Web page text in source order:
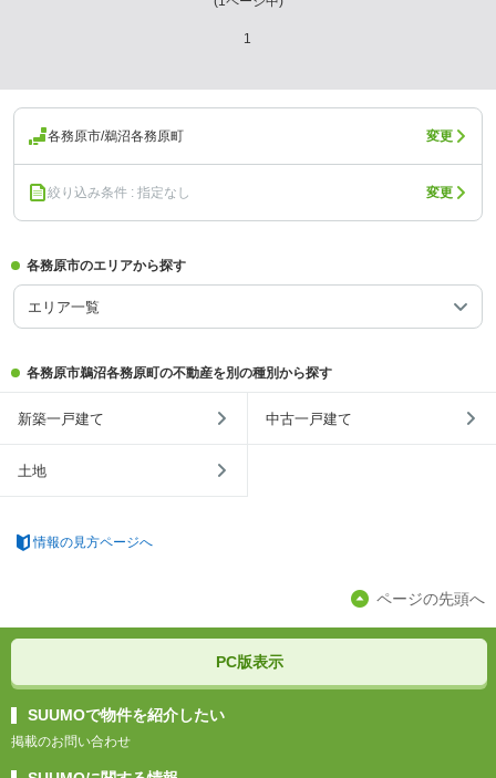
1
各務原市/鵜沼各務原町 変更
絞り込み条件 : 指定なし 変更
各務原市のエリアから探す
エリア一覧
各務原市鵜沼各務原町の不動産を別の種別から探す
新築一戸建て 中古一戸建て
土地
情報の見方ページへ
ページの先頭へ
PC版表示
SUUMOで物件を紹介したい
掲載のお問い合わせ